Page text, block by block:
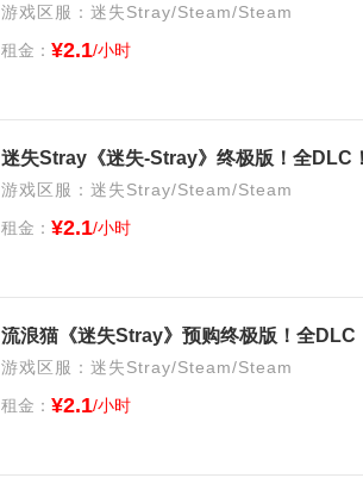
游戏区服：迷失Stray/Steam/Steam
租金： ¥2.1/小时
迷失Stray《迷失-Stray》终极版！全DLC
游戏区服：迷失Stray/Steam/Steam
租金： ¥2.1/小时
流浪猫《迷失Stray》预购终极版！全DLC
游戏区服：迷失Stray/Steam/Steam
租金： ¥2.1/小时